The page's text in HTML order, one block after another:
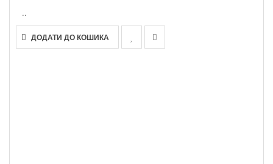
..
ДОДАТИ ДО КОШИКА